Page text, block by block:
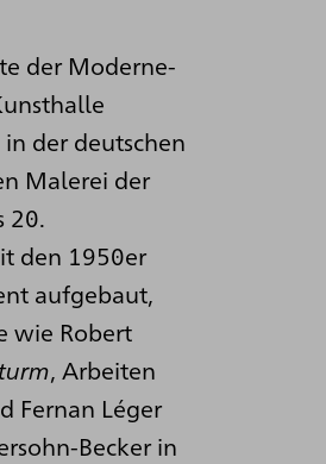
der Moderne-
der deutschen
Malerei der
20.
den 1950er
aufgebaut,
wie Robert
, Arbeiten
Fernan Léger
Becker in